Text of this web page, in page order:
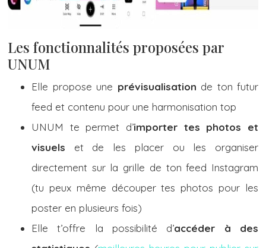
Les fonctionnalités proposées par
UNUM
Elle propose une prévisualisation de ton futur
feed et contenu pour une harmonisation top
UNUM te permet d’importer tes photos et
visuels et de les placer ou les organiser
directement sur la grille de ton feed Instagram
(tu peux même découper tes photos pour les
poster en plusieurs fois)
Elle t’offre la possibilité d’accéder à des